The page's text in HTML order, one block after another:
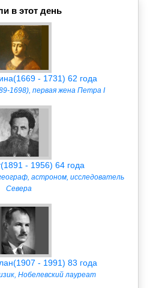
в этот день
- 1731) 62 года
1698), первая жена Петра I
- 1956) 64 года
астроном, исследователь
Севера
- 1991) 83 года
Нобелевский лауреат